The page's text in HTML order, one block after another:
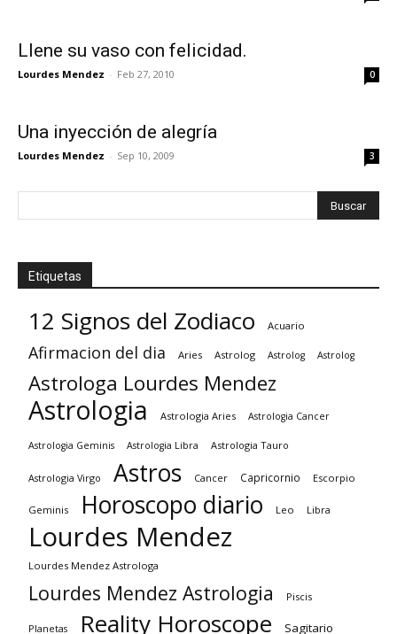
Llene su vaso con felicidad.
Lourdes Mendez - Feb 27, 2010 0
Una inyección de alegría
Lourdes Mendez - Sep 10, 2009 3
Etiquetas
12 Signos del Zodiaco Acuario
Afirmacion del dia Aries Astrolog Astrolog Astrolog
Astrologa Lourdes Mendez
Astrologia Astrologia Aries Astrologia Cancer
Astrologia Geminis Astrologia Libra Astrologia Tauro
Astrologia Virgo Astros Cancer Capricornio Escorpio
Geminis Horoscopo diario Leo Libra
Lourdes Mendez
Lourdes Mendez Astrologa
Lourdes Mendez Astrologia Piscis
Planetas Reality Horoscope Sagitario